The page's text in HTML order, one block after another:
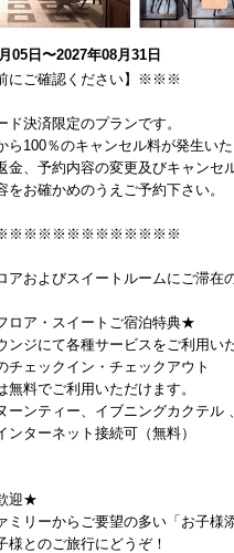
05日〜2027年08月31日
にご確認ください】※※※
ド決済限定のプランです。
ら100％のキャンセル料が発生いた
金、予約内容の変更及びキャンセ
をお確かめのうえご予約下さい。
アおよびスイートルームにご滞在
ロア・スイートご宿泊特典★
ンジにて各種サービスをご利用い
チェックイン・チェックアウト
無料でご利用いただけます。
ンティー、イブニングカクテル
ンターネット接続可（無料）
迎★
ミリーからご要望の多い「お子
様とのご旅行にどうぞ！